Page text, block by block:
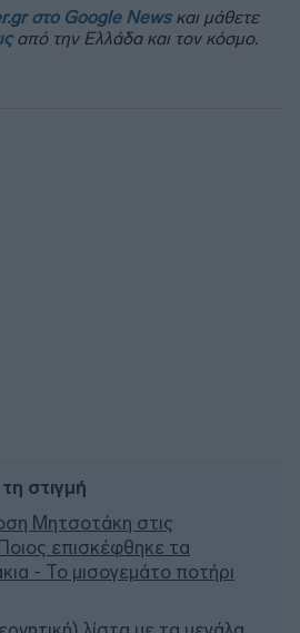
στο Google Newsκαι μάθετε
από την Ελλάδα και τον κόσμο.
στιγμή
Μητσοτάκη στις
επισκέφθηκε τα
- Το μισογεμάτο ποτήρι